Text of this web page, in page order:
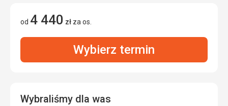
od 4 440 zł za os.
Wybierz termin
Wybraliśmy dla was